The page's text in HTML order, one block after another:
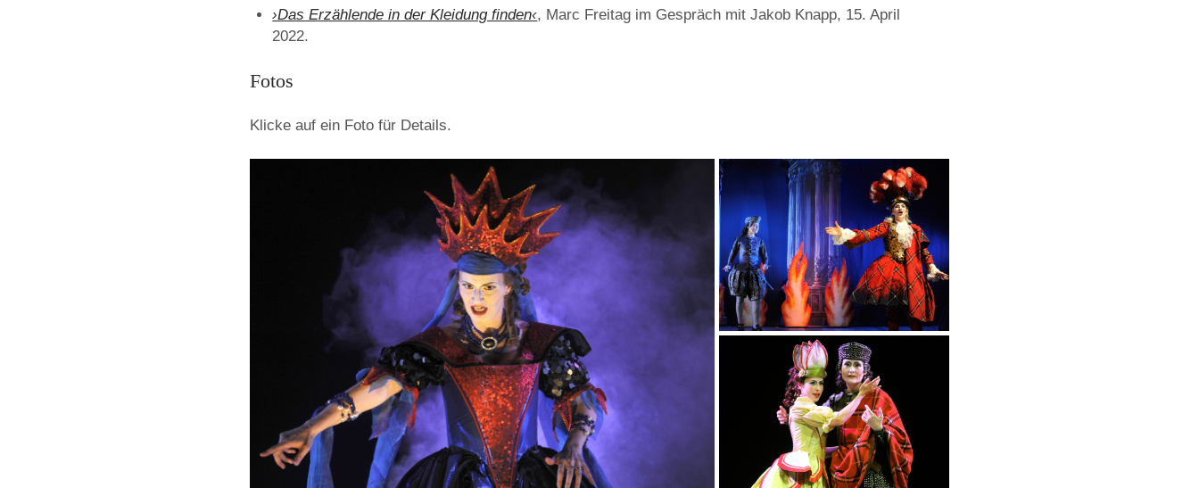
›Das Erzählende in der Kleidung finden‹, Marc Freitag im Gespräch mit Jakob Knapp, 15. April
2022.
Fotos
Klicke auf ein Foto für Details.